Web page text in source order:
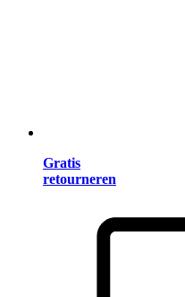
Gratis
retourneren